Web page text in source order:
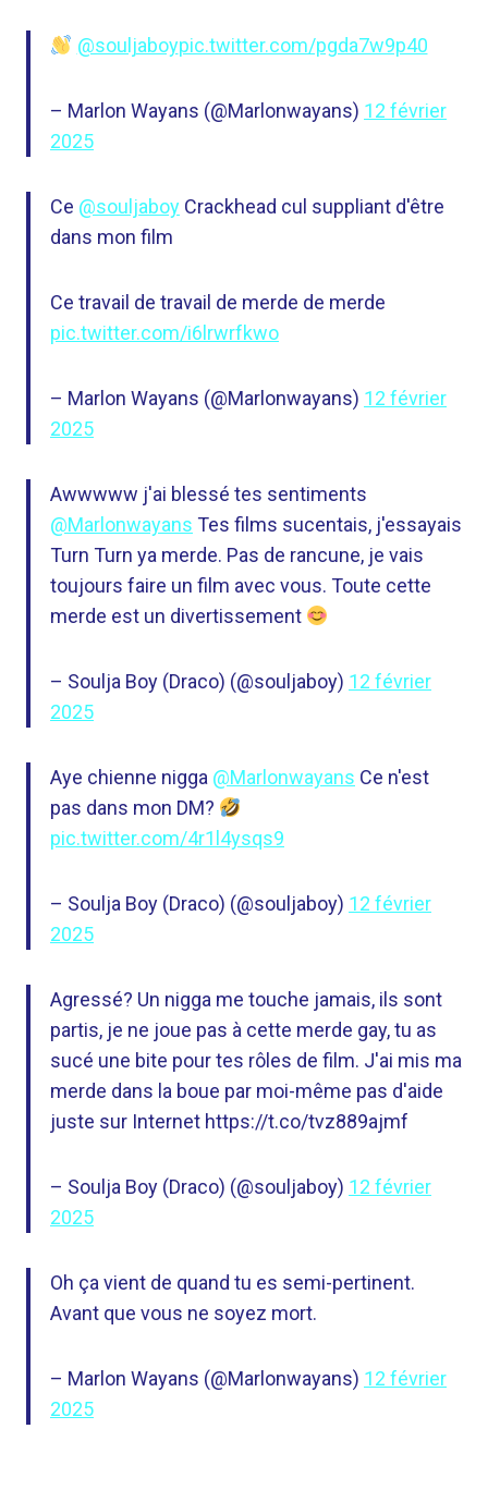
@souljaboypic.twitter.com/pgda7w9p40
– Marlon Wayans (@Marlonwayans) 12 février
2025
Ce @souljaboy Crackhead cul suppliant d'être
dans mon film
Ce travail de travail de merde de merde
pic.twitter.com/i6lrwrfkwo
– Marlon Wayans (@Marlonwayans) 12 février
2025
Awwwww j'ai blessé tes sentiments
@Marlonwayans Tes films sucentais, j'essayais
Turn Turn ya merde. Pas de rancune, je vais
toujours faire un film avec vous. Toute cette
merde est un divertissement
– Soulja Boy (Draco) (@souljaboy) 12 février
2025
Aye chienne nigga @Marlonwayans Ce n'est
pas dans mon DM?
pic.twitter.com/4r1l4ysqs9
– Soulja Boy (Draco) (@souljaboy) 12 février
2025
Agressé? Un nigga me touche jamais, ils sont
partis, je ne joue pas à cette merde gay, tu as
sucé une bite pour tes rôles de film. J'ai mis ma
merde dans la boue par moi-même pas d'aide
juste sur Internet https://t.co/tvz889ajmf
– Soulja Boy (Draco) (@souljaboy) 12 février
2025
Oh ça vient de quand tu es semi-pertinent.
Avant que vous ne soyez mort.
– Marlon Wayans (@Marlonwayans) 12 février
2025